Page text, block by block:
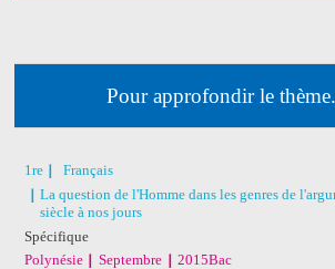
Déja abonné ?
Pour approfondir le
1re
Français
La question de l'Homme dans les genres de
siècle à nos jours
Spécifique
Polynésie
Septembre 2015Bac